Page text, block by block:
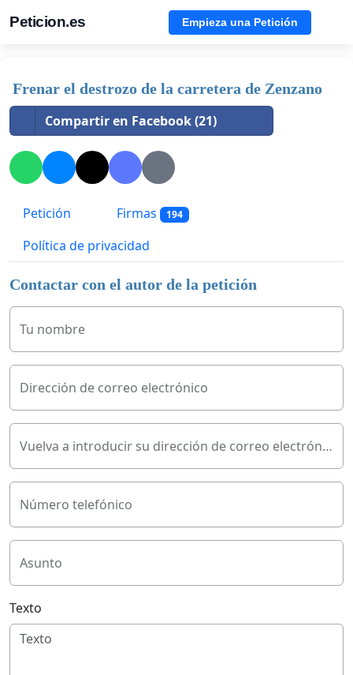
Peticion.es Empieza una Petición
Frenar el destrozo de la carretera de Zenzano
Compartir en Facebook (21)
Petición Firmas 194
Política de privacidad
Contactar con el autor de la petición
Tu nombre
Dirección de correo electrónico
Vuelva a introducir su dirección de correo electrónico
Número telefónico
Asunto
Texto